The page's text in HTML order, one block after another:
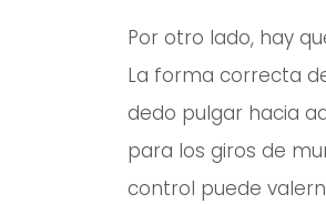
Por otro lado, hay
La forma correcta
dedo pulgar hacia
para los giros de
control puede